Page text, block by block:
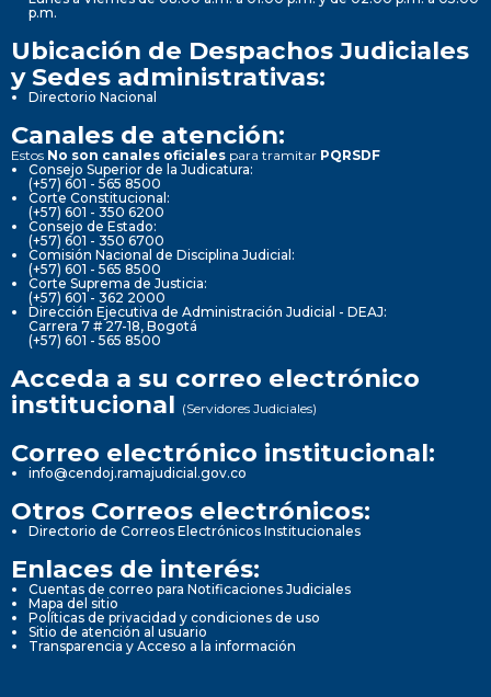
p.m.
Ubicación de Despachos Judiciales
y Sedes administrativas:
Directorio Nacional
Canales de atención:
Estos No son canales oficiales para tramitar PQRSDF
Consejo Superior de la Judicatura:
(+57) 601 - 565 8500
Corte Constitucional:
(+57) 601 - 350 6200
Consejo de Estado:
(+57) 601 - 350 6700
Comisión Nacional de Disciplina Judicial:
(+57) 601 - 565 8500
Corte Suprema de Justicia:
(+57) 601 - 362 2000
Dirección Ejecutiva de Administración Judicial - DEAJ:
Carrera 7 # 27-18, Bogotá
(+57) 601 - 565 8500
Acceda a su correo electrónico
institucional (Servidores Judiciales)
Correo electrónico institucional:
info@cendoj.ramajudicial.gov.co
Otros Correos electrónicos:
Directorio de Correos Electrónicos Institucionales
Enlaces de interés:
Cuentas de correo para Notificaciones Judiciales
Mapa del sitio
Políticas de privacidad y condiciones de uso
Sitio de atención al usuario
Transparencia y Acceso a la información